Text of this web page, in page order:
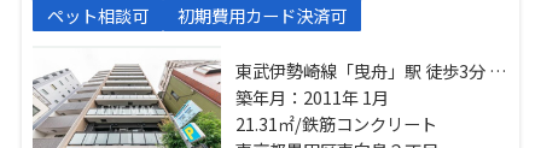
ペット相談可 初期費用カード決済可
東武伊勢崎線「曳舟」駅 徒歩3分 京
成押上線「京成曳舟」駅 徒歩8分 半
蔵門線「押上」駅 徒歩13分
築年月：2011年 1月
21.31㎡/鉄筋コンクリート